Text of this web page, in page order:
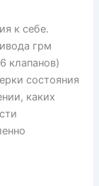
к себе.
грм
клапанов)
состояния
каких